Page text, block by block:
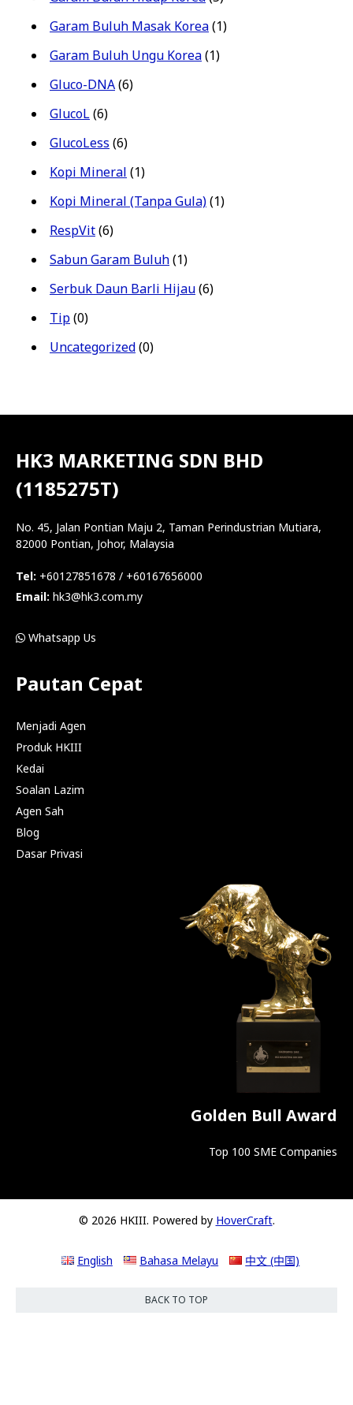
Garam Buluh Masak Korea(1)
Garam Buluh Ungu Korea(1)
Gluco-DNA(6)
GlucoL(6)
GlucoLess (6)
Kopi Mineral (1)
Kopi Mineral (Tanpa Gula)(1)
RespVit(6)
Sabun Garam Buluh(1)
Serbuk Daun Barli Hijau(6)
Tip(0)
Uncategorized(0)
HK3 MARKETING SDN BHD
(1185275T)
No. 45, Jalan Pontian Maju 2, Taman Perindustrian Mutiara,
82000 Pontian, Johor, Malaysia
Tel: +60127851678 / +60167656000
Email: hk3@hk3.com.my
Whatsapp Us
Pautan Cepat
Menjadi Agen
Produk HKIII
Kedai
Soalan Lazim
Agen Sah
Blog
Dasar Privasi
Golden Bull Award
Top 100 SME Companies
© 2026 HKIII. Powered by HoverCraft.
English Bahasa Melayu 中文 (中国)
BACK TO TOP